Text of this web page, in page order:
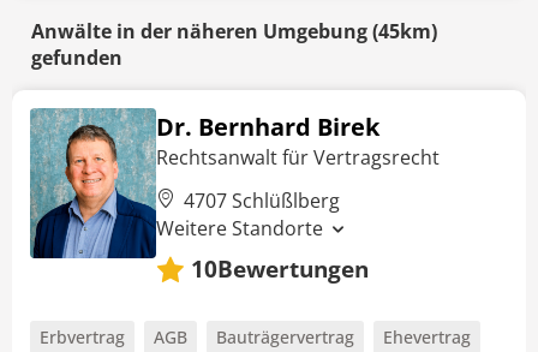
Anwälte in der näheren Umgebung (45km)
gefunden
Dr. Bernhard Birek
Rechtsanwalt für Vertragsrecht
4707 Schlüßlberg
Weitere Standorte
10Bewertungen
Erbvertrag AGB Bauträgervertrag
Ehevertrag